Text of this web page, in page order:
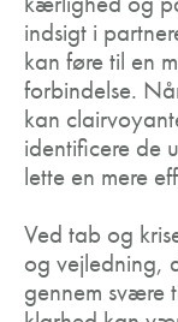
indsigt i
kan føre til en
forbindelse.
kan
identificere de
lette en mere
Ved tab og
og vejledning,
gennem svære